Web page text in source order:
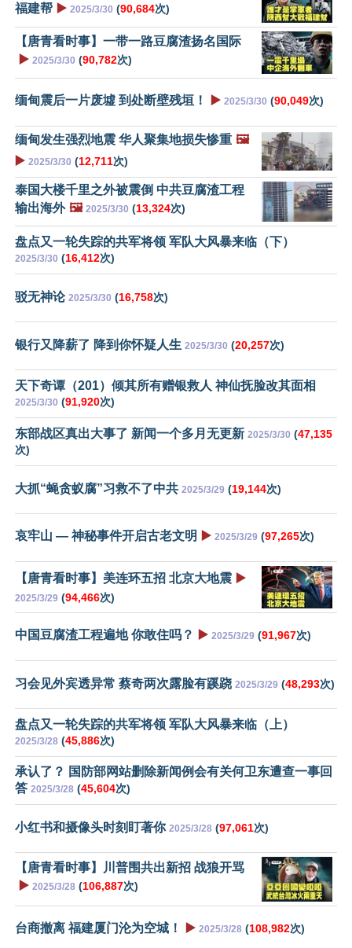
福建帮 ▶️ 2025/3/30 (90,684次)
【唐青看时事】一带一路豆腐渣扬名国际
▶️ 2025/3/30 (90,782次)
缅甸震后一片废墟 到处断壁残垣！ ▶️ 2025/3/30 (90,049次)
缅甸发生强烈地震 华人聚集地损失惨重 🖼️
▶️ 2025/3/30 (12,711次)
泰国大楼千里之外被震倒 中共豆腐渣工程
输出海外 🖼️ 2025/3/30 (13,324次)
盘点又一轮失踪的共军将领 军队大风暴来临（下）
2025/3/30 (16,412次)
驳无神论 2025/3/30 (16,758次)
银行又降薪了 降到你怀疑人生 2025/3/30 (20,257次)
天下奇谭（201）倾其所有赠银救人 神仙抚脸改其面相
2025/3/30 (91,920次)
东部战区真出大事了 新闻一个多月无更新 2025/3/30 (47,135
次)
大抓“蝇贪蚁腐”习救不了中共 2025/3/29 (19,144次)
哀牢山 — 神秘事件开启古老文明 ▶️ 2025/3/29 (97,265次)
【唐青看时事】美连环五招 北京大地震 ▶️
2025/3/29 (94,466次)
中国豆腐渣工程遍地 你敢住吗？ ▶️ 2025/3/29 (91,967次)
习会见外宾透异常 蔡奇两次露脸有蹊跷 2025/3/29 (48,293次)
盘点又一轮失踪的共军将领 军队大风暴来临（上）
2025/3/28 (45,886次)
承认了？ 国防部网站删除新闻例会有关何卫东遭查一事回
答 2025/3/28 (45,604次)
小红书和摄像头时刻盯著你 2025/3/28 (97,061次)
【唐青看时事】川普围共出新招 战狼开骂
▶️ 2025/3/28 (106,887次)
台商撤离 福建厦门沦为空城！ ▶️ 2025/3/28 (108,982次)